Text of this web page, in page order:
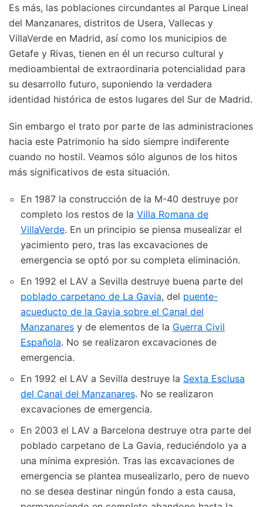
Es más, las poblaciones circundantes al Parque Lineal
del Manzanares, distritos de Usera, Vallecas y
VillaVerde en Madrid, así como los municipios de
Getafe y Rivas, tienen en él un recurso cultural y
medioambiental de extraordinaria potencialidad para
su desarrollo futuro, suponiendo la verdadera
identidad histórica de estos lugares del Sur de Madrid.
Sin embargo el trato por parte de las administraciones
hacia este Patrimonio ha sido siempre indiferente
cuando no hostil. Veamos sólo algunos de los hitos
más significativos de esta situación.
En 1987 la construcción de la M-40 destruye por
completo los restos de la Villa Romana de
VillaVerde. En un principio se piensa musealizar el
yacimiento pero, tras las excavaciones de
emergencia se optó por su completa eliminación.
En 1992 el LAV a Sevilla destruye buena parte del
poblado carpetano de La Gavia, del puente-
acueducto de la Gavia sobre el Canal del
Manzanares y de elementos de la Guerra Civil
Española. No se realizaron excavaciones de
emergencia.
En 1992 el LAV a Sevilla destruye la Sexta Esclusa
del Canal del Manzanares. No se realizaron
excavaciones de emergencia.
En 2003 el LAV a Barcelona destruye otra parte del
poblado carpetano de La Gavia, reduciéndolo ya a
una mínima expresión. Tras las excavaciones de
emergencia se plantea musealizarlo, pero de nuevo
no se desea destinar ningún fondo a esta causa,